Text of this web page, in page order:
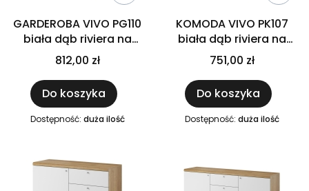
GARDEROBA VIVO PG110
biała dąb riviera na
drewnianych nóżkach
do salonu pokoju,
garderoba do
przedpokoju 110 x 200 x
34 cm
812,00 zł
Do koszyka
Dostępność: duża ilość
KOMODA VIVO PK107
biała dąb riviera na
drewnianych nóżkach
do salonu pokoju,
meble pokojowe do
salonu 107 / 134 x 40
cm
751,00 zł
Do koszyka
Dostępność: duża ilość